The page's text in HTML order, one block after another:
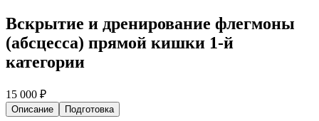
Вскрытие и дренирование флегмоны
(абсцесса) прямой кишки 1-й
категории
15 000 ₽
Описание Подготовка